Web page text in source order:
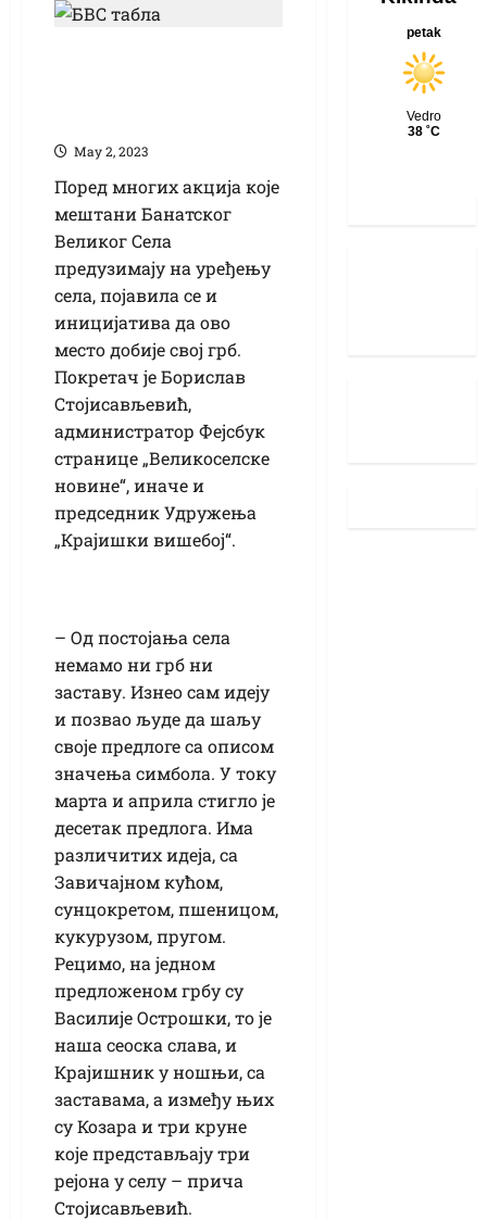
Маy 2, 2023
Поред многих акција које
мештани Банатског
Великог Села
предузимају на уређењу
села, појавила се и
иницијатива да ово
место добије свој грб.
Покретач је Борислав
Стојисављевић,
администратор Фејсбук
странице „Великоселске
новине“, иначе и
председник Удружења
„Крајишки вишебој“.
– Од постојања села
немамо ни грб ни
заставу. Изнео сам идеју
и позвао људе да шаљу
своје предлоге са описом
значења симбола. У току
марта и априла стигло је
десетак предлога. Има
различитих идеја, са
Завичајном кућом,
сунцокретом, пшеницом,
кукурузом, пругом.
Рецимо, на једном
предложеном грбу су
Василије Острошки, то је
наша сеоска слава, и
Крајишник у ношњи, са
заставама, а између њих
су Козара и три круне
које представљају три
рејона у селу – прича
Стојисављевић.